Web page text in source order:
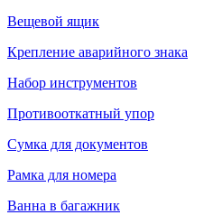
Вещевой ящик
Крепление аварийного знака
Набор инструментов
Противооткатный упор
Сумка для документов
Рамка для номера
Ванна в багажник